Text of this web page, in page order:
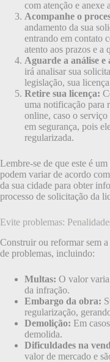
com atenção e anexe
Acompanhe o
andamento da sua
entrando em contato
atento aos prazos e a
Aguarde a análise e
irá analisar sua
legislação, sua
Retire sua licença:
uma notificação para
online, caso o
em segurança, pois
regularizada.
Lembre-se de que este é
podem variar de acordo
da sua cidade para obter
processo de solicitação da
Evite problemas:
Construir ou reformar sem
de problemas, incluindo:
Multas: O valor
da infração.
Embargo da obra:
regularização,
Demolição: Em
demolida.
Dificuldades na
valor de mercado e